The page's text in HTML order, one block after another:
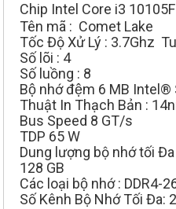
Chip Intel Core i3
Tên mã : Comet Lake
Tốc Độ Xử Lý : 3.7Ghz
Số lõi : 4
Số luồng : 8
Bộ nhớ đệm 6 MB Intel®
Thuật In Thạch Bản :
Bus Speed 8 GT/s
TDP 65 W
Dung lượng bộ nhớ tối
128 GB
Các loại bộ nhớ : DDR4-
Số Kênh Bộ Nhớ Tối Đa: 2